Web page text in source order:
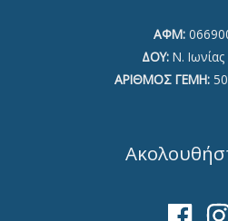
ΑΦΜ:
ΔΟΥ: Ν.
ΑΡΙΘΜΟΣ ΓΕΜΗ: